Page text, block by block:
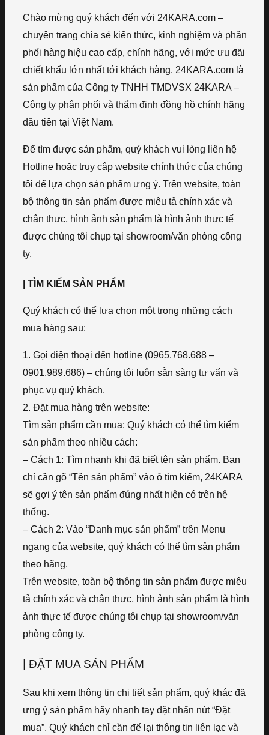
Chào mừng quý khách đến với 24KARA.com –
chuyên trang chia sẻ kiến thức, kinh nghiệm và phân
phối hàng hiệu cao cấp, chính hãng, với mức ưu đãi
chiết khấu lớn nhất tới khách hàng. 24KARA.com là
sản phẩm của Công ty TNHH TMDVSX 24KARA –
Công ty phân phối và thẩm định đồng hồ chính hãng
đầu tiên tại Việt Nam.
Để tìm được sản phẩm, quý khách vui lòng liên hệ
Hotline hoặc truy cập website chính thức của chúng
tôi để lựa chọn sản phẩm ưng ý. Trên website, toàn
bộ thông tin sản phẩm được miêu tả chính xác và
chân thực, hình ảnh sản phẩm là hình ảnh thực tế
được chúng tôi chụp tại showroom/văn phòng công
ty.
| TÌM KIẾM SẢN PHẨM
Quý khách có thể lựa chọn một trong những cách
mua hàng sau:
1. Gọi điện thoại đến hotline (0965.768.688 –
0901.989.686) – chúng tôi luôn sẵn sàng tư vấn và
phục vụ quý khách.
2. Đặt mua hàng trên website:
Tìm sản phẩm cần mua: Quý khách có thể tìm kiếm
sản phẩm theo nhiều cách:
– Cách 1: Tìm nhanh khi đã biết tên sản phẩm. Bạn
chỉ cần gõ “Tên sản phẩm” vào ô tìm kiếm, 24KARA
sẽ gợi ý tên sản phẩm đúng nhất hiện có trên hệ
thống.
– Cách 2: Vào “Danh mục sản phẩm” trên Menu
ngang của website, quý khách có thể tìm sản phẩm
theo hãng.
Trên website, toàn bộ thông tin sản phẩm được miêu
tả chính xác và chân thực, hình ảnh sản phẩm là hình
ảnh thực tế được chúng tôi chụp tại showroom/văn
phòng công ty.
| ĐẶT MUA SẢN PHẨM
Sau khi xem thông tin chi tiết sản phẩm, quý khác đã
ưng ý sản phẩm hãy nhanh tay đặt nhấn nút “Đặt
mua”. Quý khách chỉ cần để lại thông tin liên lạc và